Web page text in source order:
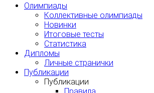
Олимпиады
Коллективные олимпиады
Новинки
Итоговые тесты
Статистика
Дипломы
Личные странички
Публикации
Публикации